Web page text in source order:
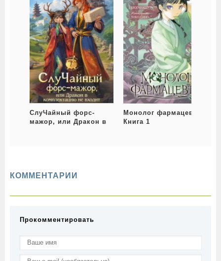
СлуЧайный форс-
мажор, или Дракон в
Монолог фармацевта.
Книга 1
КОММЕНТАРИИ
Прокомментировать